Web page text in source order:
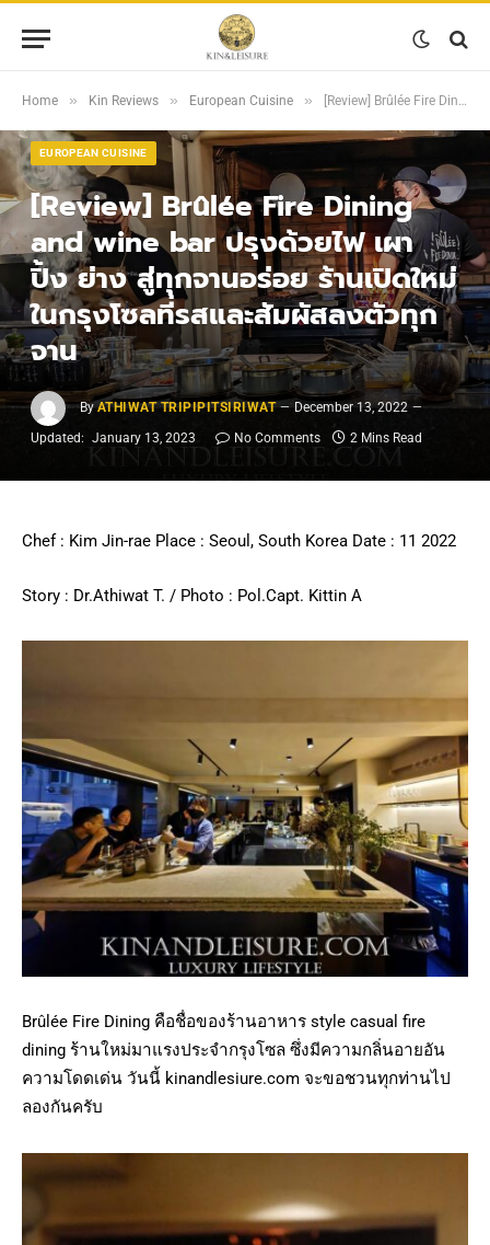
Home » Kin Reviews » European Cuisine » [Review] Brûlée Fire Dining and wine bar ปรุงด้วยไฟ เผา ปิ้ง ย่าง สู่ทุกจานอร่อย ร้านเปิดใหม่ในกรุงโซลที่รสและสัมผัสลงตัวทุกจาน
EUROPEAN CUISINE
[Review] Brûlée Fire Dining
and wine bar ปรุงด้วยไฟ เผา
ปิ้ง ย่าง สู่ทุกจานอร่อย ร้านเปิดใหม่
ในกรุงโซลที่รสและสัมผัสลงตัวทุก
จาน
By ATHIWAT TRIPIPITSIRIWAT
December 13, 2022
Updated: January 13, 2023 No Comments 2 Mins Read
Chef : Kim Jin-rae Place : Seoul, South Korea Date : 11 2022
Story : Dr.Athiwat T. / Photo : Pol.Capt. Kittin A
Brûlée Fire Dining คือชื่อของร้านอาหาร style casual fire
dining ร้านใหม่มาแรงประจำกรุงโซล ซึ่งมีความกลิ่นอายอัน
ความโดดเด่น วันนี้ kinandlesiure.com จะขอชวนทุกท่านไป
ลองกันครับ